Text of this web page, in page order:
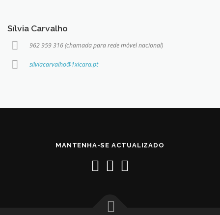
Sílvia Carvalho
962 959 316 (chamada para rede móvel nacional)
silviacarvalho@1xicara.pt
MANTENHA-SE ACTUALIZADO